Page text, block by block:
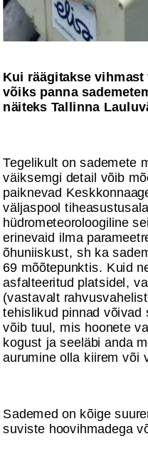
Kui räägitakse
võiks panna
näiteks Tallinna
Tegelikult on sademete
väiksemgi detail võib
paiknevad
väljaspool
hüdrometeoroloogiline
erinevaid ilma
õhuniiskust, sh ka
69 mõõtepunktis. Kuid
asfalteeritud platsidel,
(vastavalt
tehislikud pinnad
võib tuul, mis hoonete
kogust ja seeläbi anda
aurumine olla kiirem või
Sademed on kõige
suviste hoovihmadega